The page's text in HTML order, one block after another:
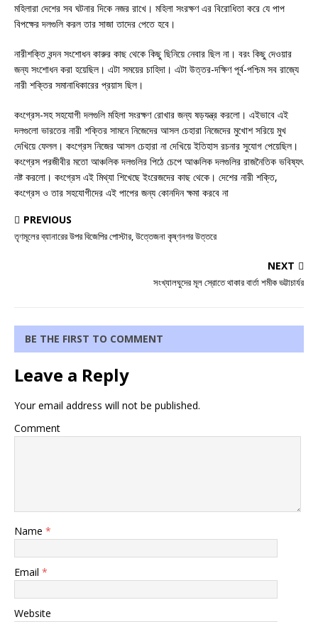
মহিলারা দেশের সব ঘটনার দিকে নজর রাখে। মহিলা সংরক্ষণ এর বিরোধিতা করে যে পাপ
বিপক্ষের দলগুলি করল তার সাজা তাদের পেতে হবে।
নারীশক্তি বন্দন সংশোধন কারুর কাছ থেকে কিছু ছিনিয়ে নেবার ছিল না। বরং কিছু দেওয়ার
জন্য সংশোধন করা হয়েছিল। এটা সময়ের চাহিদা। এটা উত্তর-দক্ষিণ পূর্ব-পশ্চিম সব রাজ্যে
নারী শক্তির সমানাধিকারের প্রয়াস ছিল।
কংগ্রেস-সহ সহযোগী দলগুলি মহিলা সংরক্ষণ রোখার জন্য ষড়যন্ত্র করলো। এইভাবে এই
দলগুলো ভারতের নারী শক্তির সামনে নিজেদের আসল চেহারা নিজেদের মুখোশ সরিয়ে মুখ
দেখিয়ে ফেলল। কংগ্রেস নিজের আসল চেহারা না দেখিয়ে ইতিহাস রচনার সুযোগ পেয়েছিল।
কংগ্রেস পরজীবীর মতো আঞ্চলিক দলগুলির পিঠে চেপে আঞ্চলিক দলগুলির রাজনৈতিক ভবিষ্যৎ
নষ্ট করলো। কংগ্রেস এই মিথ্যা শিখেছে ইংরেজদের কাছ থেকে। দেশের নারী শক্তি,
কংগ্রেস ও তার সহযোগীদের এই পাপের জন্য কোনদিন ক্ষমা করবে না
PREVIOUS
তৃণমূলের ব্যানারের উপর বিজেপির পোস্টার, উত্তেজনা কৃষ্ণনগর উত্তরে
NEXT
সংখ্যালঘুদের মূল স্রোতে থাকার বার্তা শমীক ভট্টাচার্যর
BE THE FIRST TO COMMENT
Leave a Reply
Your email address will not be published.
Comment
Name *
Email *
Website